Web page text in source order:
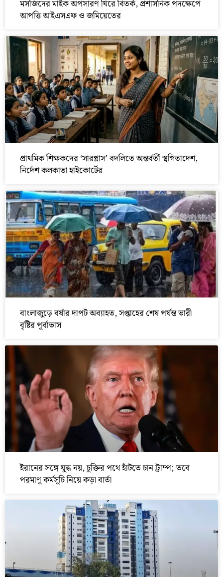
মসজিদের মাইক অপসারণ ঘিরে বিতর্ক, প্রশাসনিক পদক্ষেপে
আপত্তি আইএসএফ ও জমিয়েতের
প্রাথমিক শিক্ষকদের ‘সারপ্লাস’ বদলিতে অন্তর্বর্তী স্থগিতাদেশ,
নির্দেশ কলকাতা হাইকোর্টের
বাংলাজুড়ে বর্ষার দাপট অব্যাহত, সপ্তাহের শেষ পর্যন্ত ভারী
বৃষ্টির পূর্বাভাস
ইরানের সঙ্গে যুদ্ধ নয়, চুক্তির পথে হাঁটতে চান ট্রাম্প; তবে
পরমাণু কর্মসূচি নিয়ে কড়া বার্তা